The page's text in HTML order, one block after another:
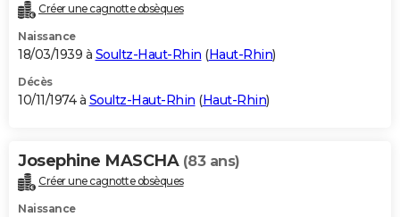
Créer une cagnotte obsèques
Naissance
18/03/1939 à Soultz-Haut-Rhin (Haut-Rhin)
Décès
10/11/1974 à Soultz-Haut-Rhin (Haut-Rhin)
Josephine MASCHA (83 ans)
Créer une cagnotte obsèques
Naissance